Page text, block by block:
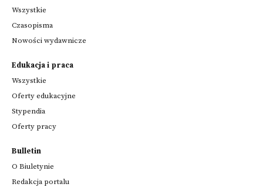
Wszystkie
Czasopisma
Nowości wydawnicze
Edukacja i praca
Wszystkie
Oferty edukacyjne
Stypendia
Oferty pracy
Bulletin
O Biuletynie
Redakcja portalu